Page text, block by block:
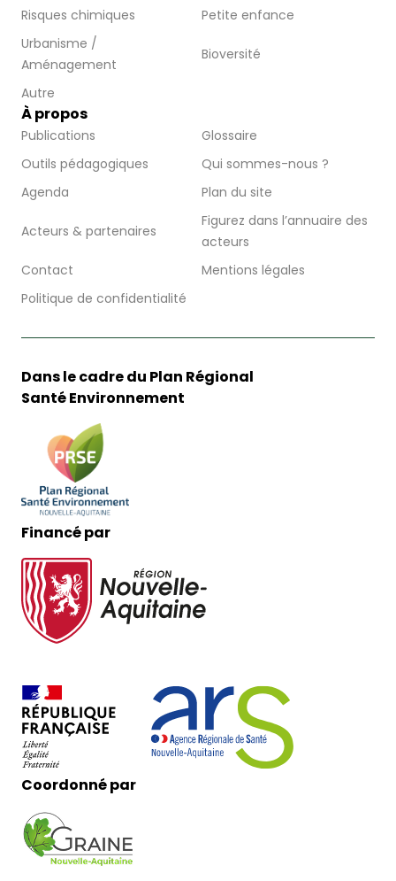
Risques chimiques
Petite enfance
Urbanisme /
Aménagement
Bioversité
Autre
À propos
Publications
Glossaire
Outils pédagogiques
Qui sommes-nous ?
Agenda
Plan du site
Acteurs & partenaires
Figurez dans l’annuaire des
acteurs
Contact
Mentions légales
Politique de confidentialité
Dans le cadre du Plan Régional
Santé Environnement
Financé par
Coordonné par